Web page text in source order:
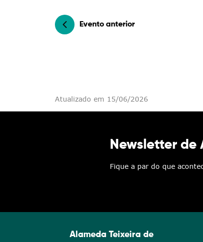
Evento anterior
Atualizado em 15/06/2026
Newsletter de
Fique a par do que
Alameda Teixeira de